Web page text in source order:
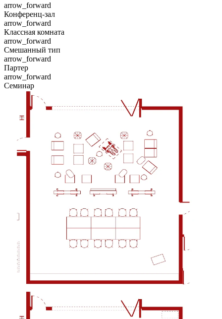
arrow_forward
Конференц-зал
arrow_forward
Классная комната
arrow_forward
Смешанный тип
arrow_forward
Партер
arrow_forward
Семинар